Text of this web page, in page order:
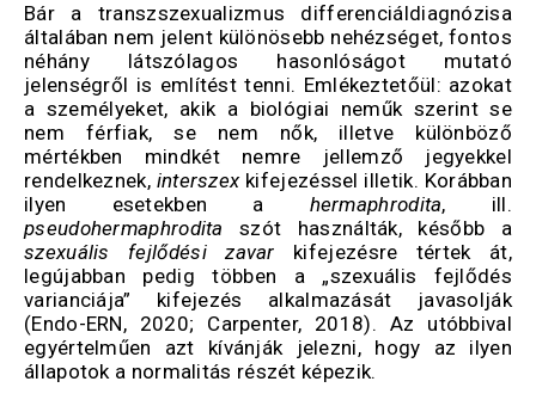
Bár a transzszexualizmus differenciáldiagnózisa
általában nem jelent különösebb nehézséget, fontos
néhány látszólagos hasonlóságot mutató
jelenségről is említést tenni. Emlékeztetőül: azokat
a személyeket, akik a biológiai neműk szerint se
nem férfiak, se nem nők, illetve különböző
mértékben mindkét nemre jellemző jegyekkel
rendelkeznek, interszex kifejezéssel illetik. Korábban
ilyen esetekben a hermaphrodita, ill.
pseudohermaphrodita szót használták, később a
szexuális fejlődési zavar kifejezésre tértek át,
legújabban pedig többen a „szexuális fejlődés
varianciája” kifejezés alkalmazását javasolják
(Endo-ERN, 2020; Carpenter, 2018). Az utóbbival
egyértelműen azt kívánják jelezni, hogy az ilyen
állapotok a normalitás részét képezik.